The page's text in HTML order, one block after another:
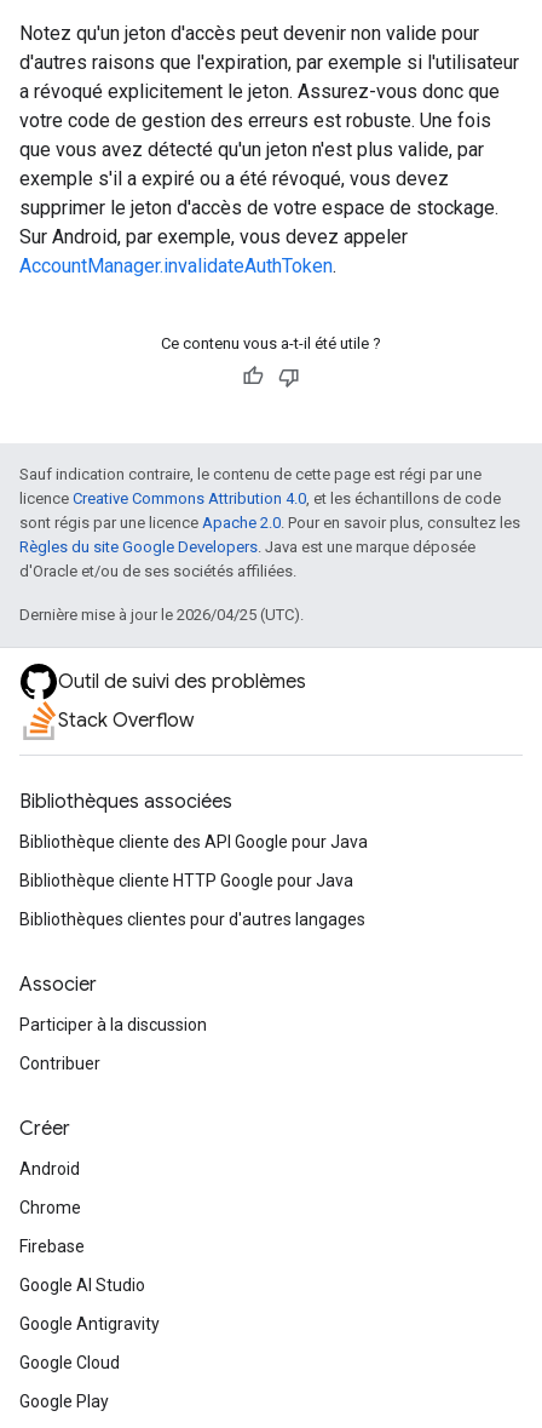
Notez qu'un jeton d'accès peut devenir non valide pour
d'autres raisons que l'expiration, par exemple si l'utilisateur
a révoqué explicitement le jeton. Assurez-vous donc que
votre code de gestion des erreurs est robuste. Une fois
que vous avez détecté qu'un jeton n'est plus valide, par
exemple s'il a expiré ou a été révoqué, vous devez
supprimer le jeton d'accès de votre espace de stockage.
Sur Android, par exemple, vous devez appeler
AccountManager.invalidateAuthToken.
Ce contenu vous a-t-il été utile ?
Sauf indication contraire, le contenu de cette page est régi par une
licence Creative Commons Attribution 4.0, et les échantillons de code
sont régis par une licence Apache 2.0. Pour en savoir plus, consultez les
Règles du site Google Developers. Java est une marque déposée
d'Oracle et/ou de ses sociétés affiliées.
Dernière mise à jour le 2026/04/25 (UTC).
Outil de suivi des problèmes
Stack Overflow
Bibliothèques associées
Bibliothèque cliente des API Google pour Java
Bibliothèque cliente HTTP Google pour Java
Bibliothèques clientes pour d'autres langages
Associer
Participer à la discussion
Contribuer
Créer
Android
Chrome
Firebase
Google AI Studio
Google Antigravity
Google Cloud
Google Play